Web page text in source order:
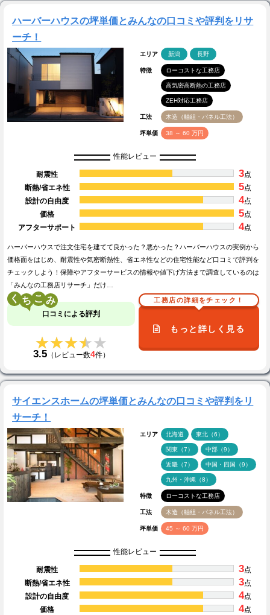
ハーバーハウスの坪単価とみんなの口コミや評判をリサ
ーチ！
エリア 新潟 長野
特徴 ローコストな工務店
高気密高断熱の工務店
ZEH対応工務店
工法 木造（軸組・パネル工法）
坪単価 38 ～ 60 万円
性能レビュー
耐震性 3点
断熱/省エネ性
5点
設計の自由度
4点
価格
5点
アフターサポート
4点
ハーバーハウスで注文住宅を建てて良かった？悪かった？ハーバーハウスの実例から
価格面をはじめ、耐震性や気密断熱性、省エネ性などの住宅性能など口コミで評判を
チェックしよう！保障やアフターサービスの情報や値下げ方法まで調査しているのは
「みんなの工務店リサーチ」だけ…
く こ
口コミによる評判
★★★★★
★★★★★
3.5（レビュー数4件）
工務店の詳細をチェック！
もっと詳しく見る
サイエンスホームの坪単価とみんなの口コミや評判をリ
サーチ！
エリア 北海道 東北（6）
関東（7） 中部（9）
近畿（7） 中国・四国（9）
九州・沖縄（8）
特徴 ローコストな工務店
工法 木造（軸組・パネル工法）
坪単価 45 ～ 60 万円
性能レビュー
耐震性 3点
断熱/省エネ性
3点
設計の自由度
4点
価格
4点